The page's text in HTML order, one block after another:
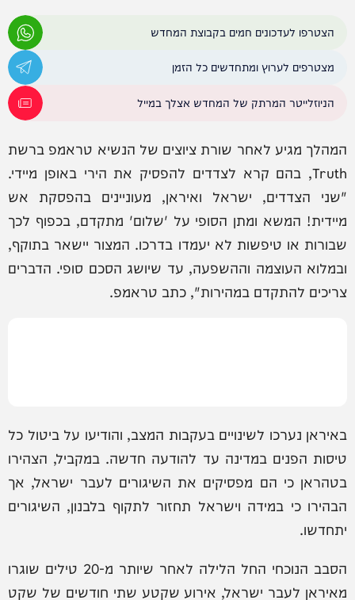
הצטרפו לעדכונים חמים בקבוצת המחדש
מצטרפים לערוץ ומתחדשים כל הזמן
הניוזלייטר המרתק של המחדש אצלך במייל
המהלך מגיע לאחר שורת ציוצים של הנשיא טראמפ ברשת
Truth, בהם קרא לצדדים להפסיק את הירי באופן מיידי.
"שני הצדדים, ישראל ואיראן, מעוניינים בהפסקת אש
מיידית! המשא ומתן הסופי על 'שלום' מתקדם, בכפוף לכך
שבורות או טיפשות לא יעמדו בדרכו. המצור יישאר בתוקף,
ובמלוא העוצמה וההשפעה, עד שיושג הסכם סופי. הדברים
צריכים להתקדם במהירות", כתב טראמפ.
באיראן נערכו לשינויים בעקבות המצב, והודיעו על ביטול כל
טיסות הפנים במדינה עד להודעה חדשה. במקביל, הצהירו
בטהראן כי הם מפסיקים את השיגורים לעבר ישראל, אך
הבהירו כי במידה וישראל תחזור לתקוף בלבנון, השיגורים
יתחדשו.
הסבב הנוכחי החל הלילה לאחר שיותר מ-20 טילים שוגרו
מאיראן לעבר ישראל, אירוע שקטע שתי חודשים של שקט